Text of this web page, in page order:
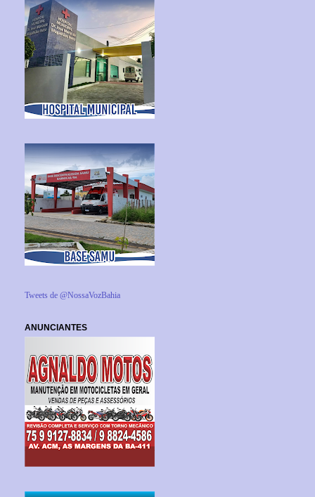
Tweets de @NossaVozBahia
ANUNCIANTES